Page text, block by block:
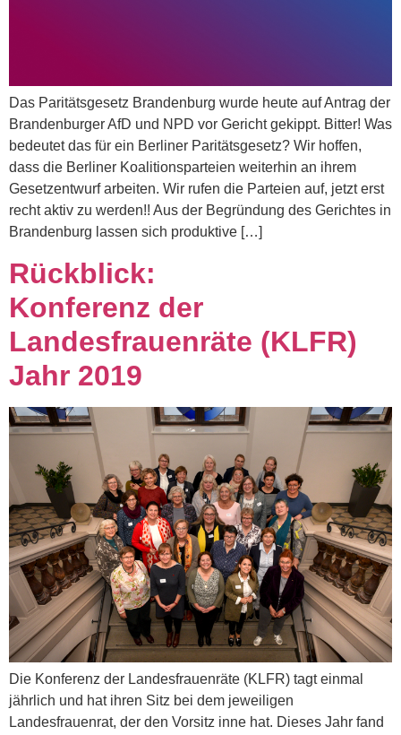
Das Paritätsgesetz Brandenburg wurde heute auf Antrag der
Brandenburger AfD und NPD vor Gericht gekippt. Bitter! Was
bedeutet das für ein Berliner Paritätsgesetz? Wir hoffen,
dass die Berliner Koalitionsparteien weiterhin an ihrem
Gesetzentwurf arbeiten. Wir rufen die Parteien auf, jetzt erst
recht aktiv zu werden!! Aus der Begründung des Gerichtes in
Brandenburg lassen sich produktive […]
Rückblick:
Konferenz der
Landesfrauenräte (KLFR)
Jahr 2019
Die Konferenz der Landesfrauenräte (KLFR) tagt einmal
jährlich und hat ihren Sitz bei dem jeweiligen
Landesfrauenrat, der den Vorsitz inne hat. Dieses Jahr fand